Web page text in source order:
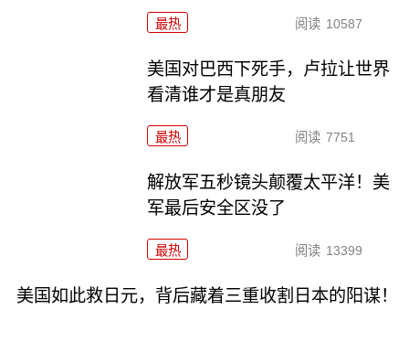
最热 阅读 10587
美国对巴西下死手，卢拉让世界
看清谁才是真朋友
最热 阅读 7751
解放军五秒镜头颠覆太平洋！美
军最后安全区没了
最热 阅读 13399
美国如此救日元，背后藏着三重收割日本的阳谋！